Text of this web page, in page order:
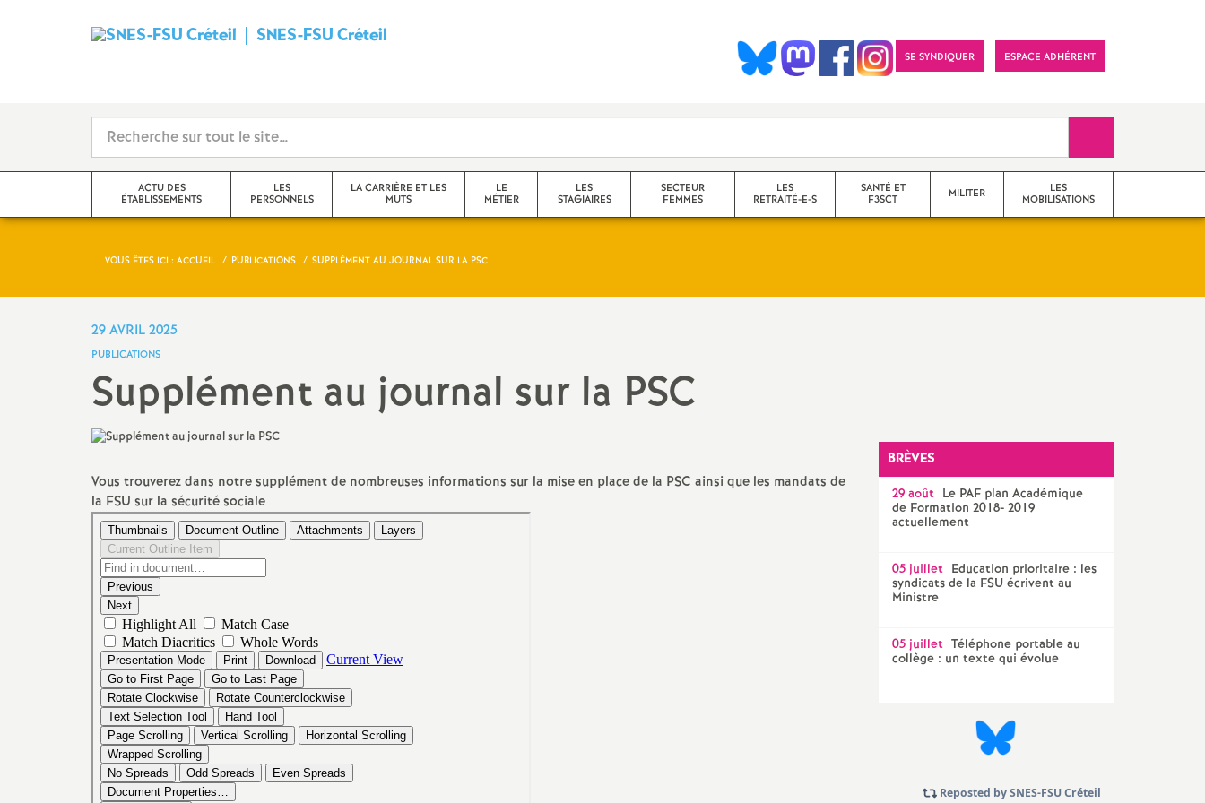
SNES-FSUCréteil
d
i
c
N
t
i
n
l
SE SYNDIQUER ESPACE ADHÉRENT
ACTU DES
ÉTABLISSEMENTS
Seine-Saint-Denis
Seine-et-Marne
LES
PERSONNELS
Professeur-e-s
documentalistes
Non-titulaires
PsyEN-EDOetDCIO
Assistants d’éducation
AESH
LA CARRIÈRE ET LES
MUTS
promotions et évaluation
partiels
fin de carrière et retraite
LE
MÉTIER
questions transversales et
contenus
LES
STAGIAIRES
SECTEUR
FEMMES
LES
RETRAITÉ-E-S
SANTÉ ET
F3SCT
MILITER
outils pour les militant-e-s
GroupeLGBTQIA +
LES
MOBILISATIONS
VOUS ÊTES ICI : ACCUEIL PUBLICATIONS SUPPLÉMENT AU JOURNAL SUR LA PSC
29 AVRIL 2025
PUBLICATIONS
Supplément au journal sur la PSC
Vous trouverez dans notre supplément de nombreuses informations sur la mise en place de la PSC ainsi que les mandats de
la FSU sur la sécurité sociale
BRÈVES
29 août Le PAFplan Académique
de Formation 2018- 2019
actuellement
05 juillet Education prioritaire : les
syndicats de la FSUécrivent au
Ministre
05 juillet Téléphone portable au
collège : un texte qui évolue